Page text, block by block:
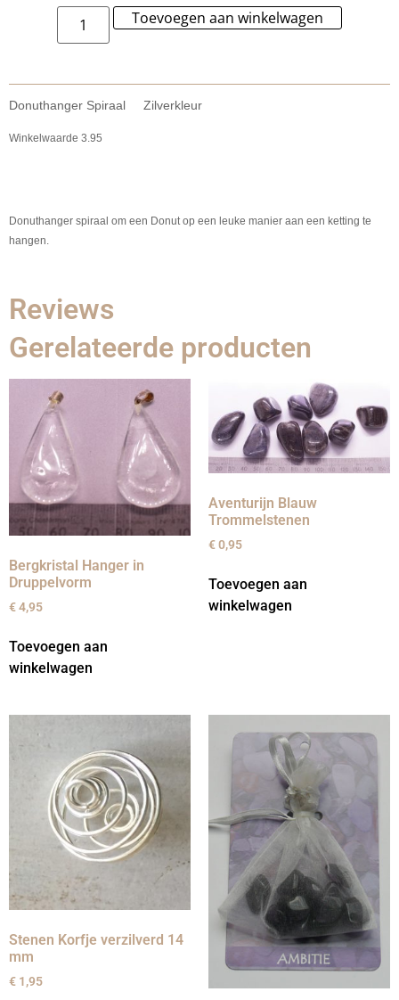
Toevoegen aan winkelwagen
Donuthanger Spiraal Zilverkleur
Winkelwaarde 3.95
Donuthanger spiraal om een Donut op een leuke manier aan een ketting te
hangen.
Reviews
Gerelateerde producten
Bergkristal Hanger in
Druppelvorm
€4,95
Toevoegen aan
winkelwagen
Aventurijn Blauw
Trommelstenen
€0,95
Toevoegen aan
winkelwagen
Stenen Korfje verzilverd 14
mm
€ 1,95